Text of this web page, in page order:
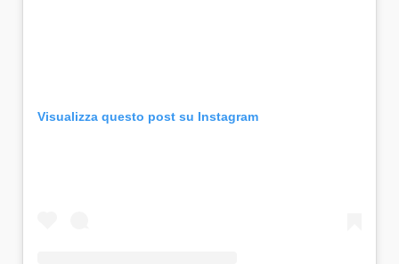
Visualizza questo post su Instagram